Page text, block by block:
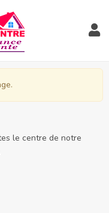
le centre de notre